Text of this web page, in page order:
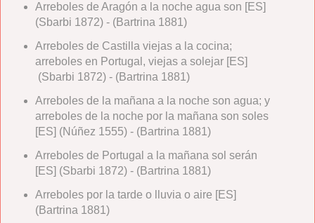
Arreboles de Aragón a la noche agua son [ES]
(Sbarbi 1872) - (Bartrina 1881)
Arreboles de Castilla viejas a la cocina;
arreboles en Portugal, viejas a solejar [ES]
(Sbarbi 1872) - (Bartrina 1881)
Arreboles de la mañana a la noche son agua; y
arreboles de la noche por la mañana son soles
[ES] (Núñez 1555) - (Bartrina 1881)
Arreboles de Portugal a la mañana sol serán
[ES] (Sbarbi 1872) - (Bartrina 1881)
Arreboles por la tarde o lluvia o aire [ES]
(Bartrina 1881)